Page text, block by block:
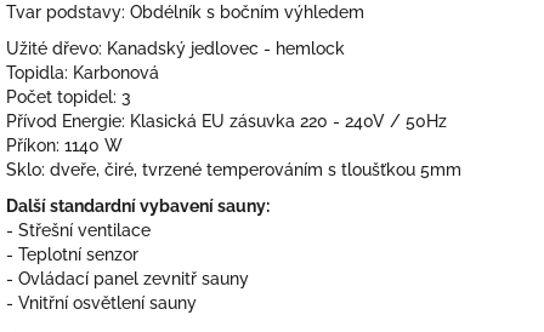
Tvar podstavy: Obdélník s bočním výhledem
Užité dřevo: Kanadský jedlovec - hemlock
Topidla: Karbonová
Počet topidel: 3
Přívod Energie: Klasická EU zásuvka 220 - 240V / 50Hz
Příkon: 1140 W
Sklo: dveře, čiré, tvrzené temperováním s tloušťkou 5mm
Další standardní vybavení sauny:
- Střešní ventilace
- Teplotní senzor
- Ovládací panel zevnitř sauny
- Vnitřní osvětlení sauny